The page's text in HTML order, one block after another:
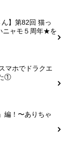
ん】第82回 猫っ
ニャモ５周年★を
マホでドラクエ
①
編！〜ありちゃ